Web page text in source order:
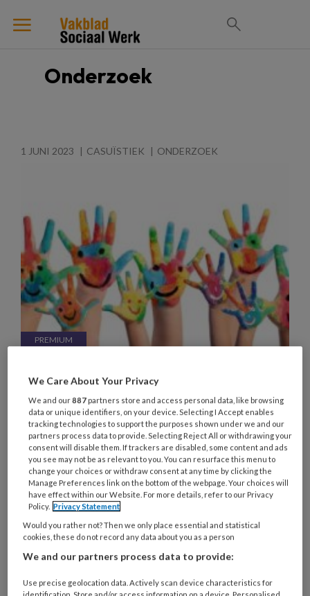
Onderzoek
1 JUNI 2023 CASUÏSTIEK ONDERZOEK
‘Telkens weer de vraag of we een
blik kinderen willen opentrekken’
'Sinds anderhalf jaar werk ik voor Stichting Dock
als sociaal makelaar jeugd in Utrecht. Wekelijks
organiseer ik een open activiteit in een nieuwe
wijk, waar de voorzieningen voor kinderen verder
ontbreken. Bij gebrek aan een eigen ruimte zitten
we tijdelijk in een school. Van daaruit probeer ik
de sociale cohesie in de wijk op gang te brengen.
Ik heb een Kinderraad opgezet en onderhoud
contacten met alle scholen in de wijk.
We Care About Your Privacy
We and our887 partners store and access personal data, like browsing
data or unique identifiers, on your device. Selecting I Accept enables
tracking technologies to support the purposes shown under we and our
partners process data to provide. Selecting Reject All or withdrawing your
consent will disable them. If trackers are disabled, some content and ads
you see may not be as relevant to you. You can resurface this menu to
change your choices or withdraw consent at any time by clicking the
Manage Preferences link on the bottom of the webpage. Your choices will
have effect within our Website. For more details, refer to our Privacy
Policy. Privacy Statement
Would you rather not? Then we only place essential and statistical
cookies, these do not record any data about you as a person
We and our partners process data to provide:
Use precise geolocation data. Actively scan device characteristics for